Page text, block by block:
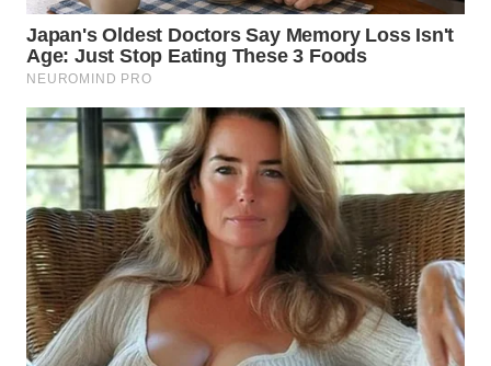
WN
TANGERANG
WN
BINJAI
WN
CIREBON
WN
INDRAMAYU
WN